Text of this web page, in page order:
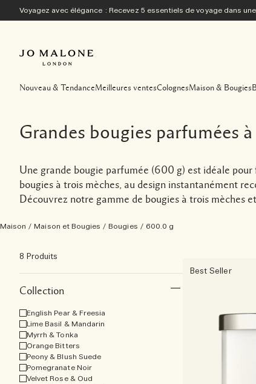
Voyagez avec élégance : Recevez 5 essentiels de voyage dans
Nouveau & TendanceMeilleures ventesColognesMaison & Bougies
Grandes bougies parfumées
Une grande bougie parfumée (600 g) est idéale
bougies à trois mèches, au design instantanément
Découvrez notre gamme de bougies à trois mèches
Maison / Maison et Bougies / Bougies / 600.0 g
8 Produits
Collection
English Pear & Freesia
Lime Basil & Mandarin
Myrrh & Tonka
Orange Bitters
Peony & Blush Suede
Pomegranate Noir
Velvet Rose & Oud
Best Seller